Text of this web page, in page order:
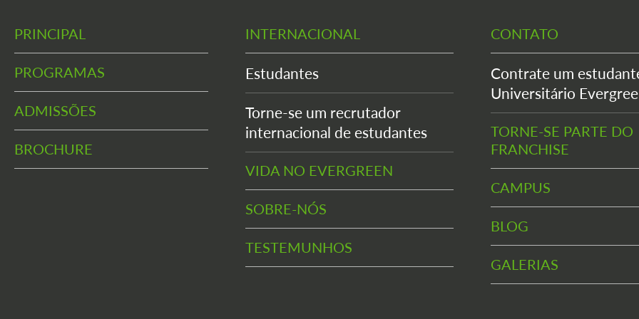
PRINCIPAL
PROGRAMAS
ADMISSÕES
BROCHURE
INTERNACIONAL
Estudantes
Torne-se um recrutador
internacional de estudantes
VIDA NO EVERGREEN
SOBRE-NÓS
TESTEMUNHOS
CONTATO
Contrate um
Universitário
TORNE-SE PARTE DO
FRANCHISE
CAMPUS
BLOG
GALERIAS